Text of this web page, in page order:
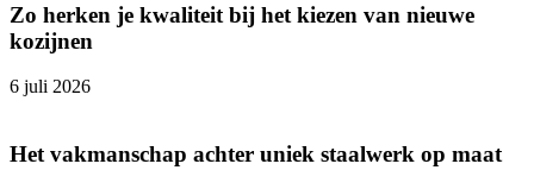
Zo herken je kwaliteit bij het kiezen van nieuwe
kozijnen
6 juli 2026
Het vakmanschap achter uniek staalwerk op maat